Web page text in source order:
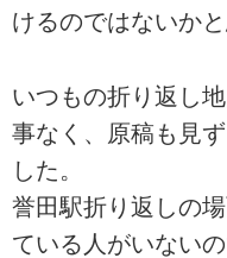
けるのではないか
いつもの折り返し
事なく、原稿も見
した。
誉田駅折り返しの
ている人がいない